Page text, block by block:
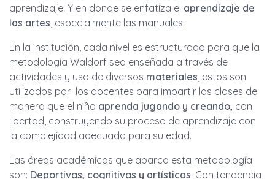
aprendizaje. Y en donde se enfatiza el aprendizaje de
las artes, especialmente las manuales.
En la institución, cada nivel es estructurado para que la
metodología Waldorf sea enseñada a través de
actividades y uso de diversos materiales, estos son
utilizados por los docentes para impartir las clases de
manera que el niño aprenda jugando y creando, con
libertad, construyendo su proceso de aprendizaje con
la complejidad adecuada para su edad.
Las áreas académicas que abarca esta metodología
son: Deportivas, cognitivas y artísticas. Con tendencia